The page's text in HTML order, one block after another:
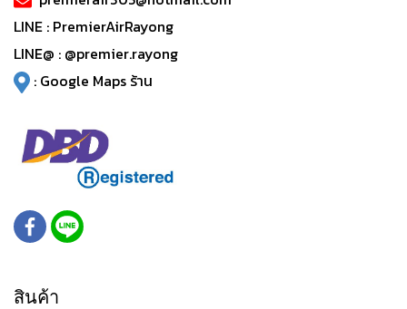
LINE : PremierAirRayong
LINE@ : @premier.rayong
: Google Maps ร้าน
สินค้า